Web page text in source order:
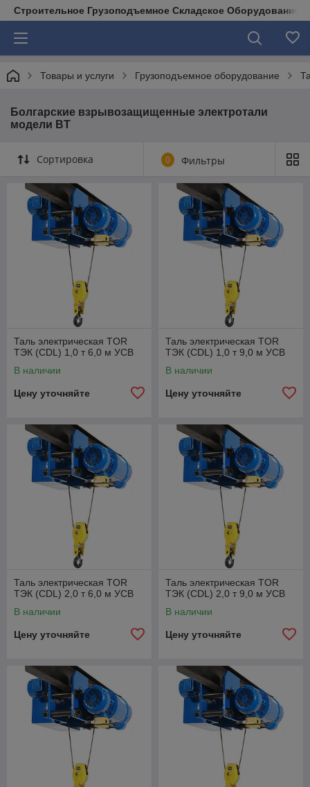
Строительное Грузоподъемное Складское Оборудование
Товары и услуги Грузоподъемное оборудование
Болгарские взрывозащищенные электротали
модели ВT
Сортировка 0 Фильтры
Таль электрическая TOR
ТЭК (CDL) 1,0 т 6,0 м УСВ
В наличии
Цену уточняйте
Таль электрическая TOR
ТЭК (CDL) 1,0 т 9,0 м УСВ
В наличии
Цену уточняйте
Таль электрическая TOR
ТЭК (CDL) 2,0 т 6,0 м УСВ
В наличии
Цену уточняйте
Таль электрическая TOR
ТЭК (CDL) 2,0 т 9,0 м УСВ
В наличии
Цену уточняйте